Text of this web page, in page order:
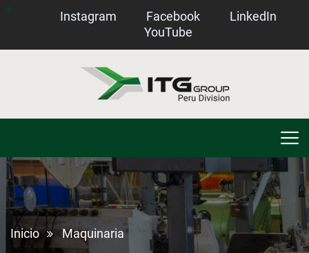
Instagram Facebook
LinkedIn
YouTube
Inicio Maquinaria